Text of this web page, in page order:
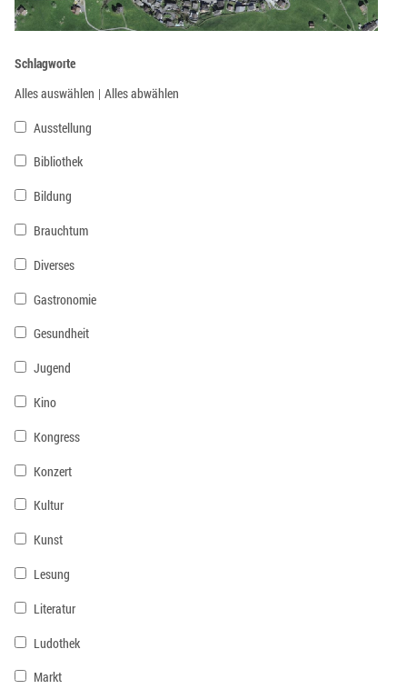
Schlagworte
Alles auswählen | Alles abwählen
Ausstellung
Bibliothek
Bildung
Brauchtum
Diverses
Gastronomie
Gesundheit
Jugend
Kino
Kongress
Konzert
Kultur
Kunst
Lesung
Literatur
Ludothek
Markt